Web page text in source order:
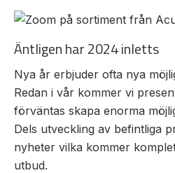
Vi hjälper gärna
till!
Teknisk
support
Mätning
Räknare
/
Givare
Äntligen har 2024 inletts
Nya år erbjuder ofta nya
Redan i vår kommer vi
förväntas skapa enorma
Dels utveckling av befintliga
nyheter vilka kommer
utbud.